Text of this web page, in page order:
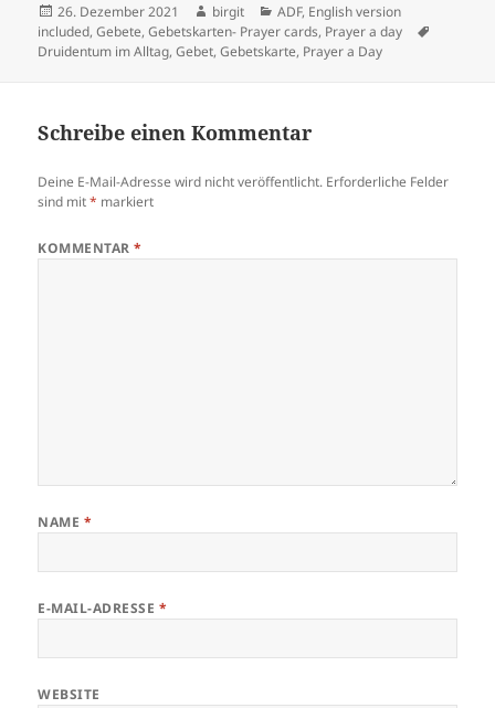
Veröffentlicht
am
26. Dezember 2021 Autor
birgit Kategorien
ADF, English version
included,Gebete,Gebetskarten- Prayer cards, Prayer a day
Druidentum im Alltag,Gebet,Gebetskarte, Prayer a Day
Schreibe einen Kommentar
Deine E-Mail-Adresse wird nicht veröffentlicht. Erforderliche Felder
sind mit* markiert
KOMMENTAR*
NAME *
E-MAIL-ADRESSE *
WEBSITE